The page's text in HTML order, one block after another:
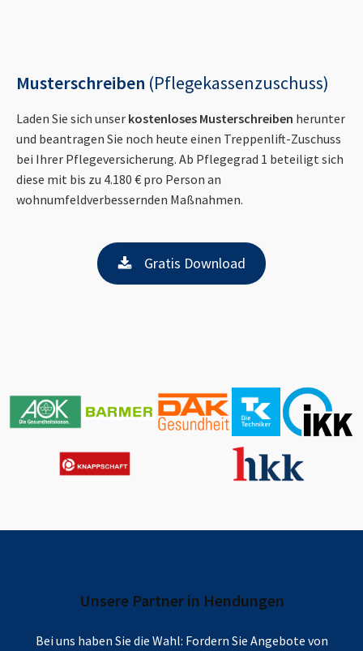
Musterschreiben (Pflegekassenzuschuss)
Laden Sie sich unser kostenloses Musterschreiben herunter
und beantragen Sie noch heute einen Treppenlift-Zuschuss
bei Ihrer Pflegeversicherung. Ab Pflegegrad 1 beteiligt sich
diese mit bis zu 4.180 € pro Person an
wohnumfeldverbessernden Maßnahmen.
Gratis Download
Unsere Partner in Hendungen
Bei uns haben Sie die Wahl: Fordern Sie Angebote von